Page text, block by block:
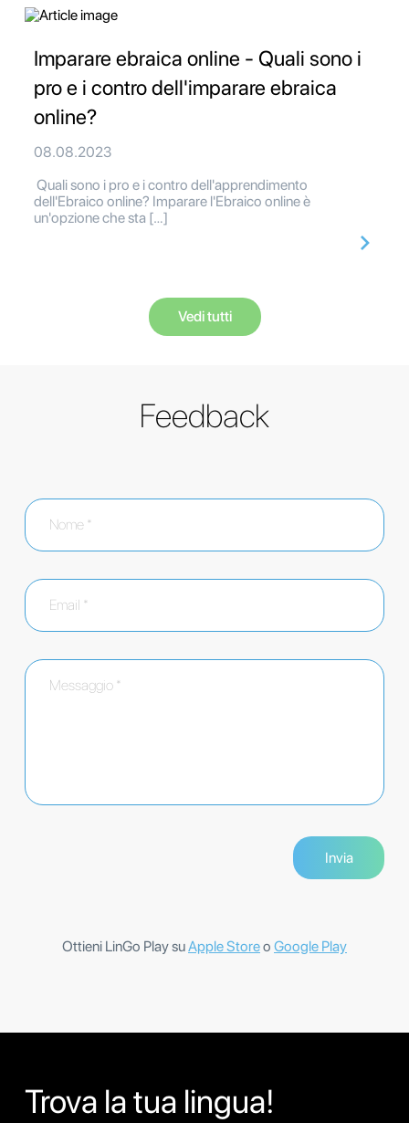
Imparare ebraica online - Quali sono i
pro e i contro dell'imparare ebraica
online?
08.08.2023
Quali sono i pro e i contro dell'apprendimento
dell'Ebraico online? Imparare l'Ebraico online è
un'opzione che sta […]
Vedi tutti
Feedback
Ottieni LinGo Play suApple Storeo Google Play
Trova la tua lingua!